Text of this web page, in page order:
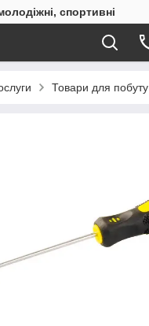
спортивні
Товари для побуту